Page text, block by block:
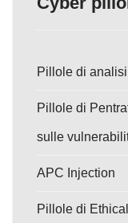
Pillole di
Pillole di
sulle
APC Injection
Pillole di